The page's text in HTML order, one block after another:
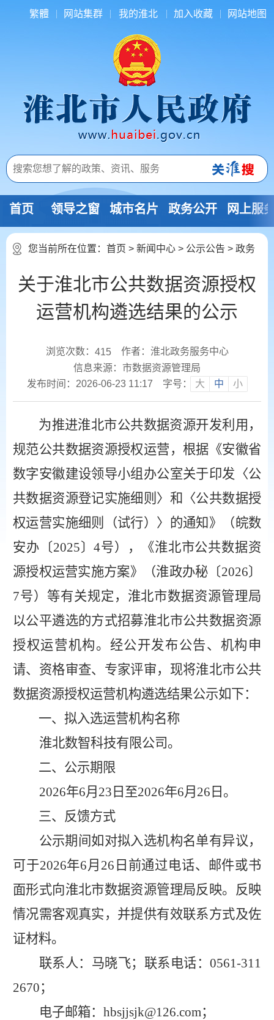
繁體 网站集群 我的淮北 加入收藏 网站地图
首页 领导之窗 城市名片 政务公开 网上服
您当前所在位置： 首页 > 新闻中心 > 公示公告 > 政务
关于淮北市公共数据资源授权
运营机构遴选结果的公示
浏览次数： 415
作者：淮北政务服务中心
信息来源：市数据资源管理局
发布时间：2026-06-23 11:17
字号： 大 中 小
为推进淮北市公共数据资源开发利用，
规范公共数据资源授权运营，根据《安徽省
数字安徽建设领导小组办公室关于印发〈公
共数据资源登记实施细则〉和〈公共数据授
权运营实施细则（试行）〉的通知》（皖数
安办〔2025〕4号） ，
《淮北市公共数据资
源授权运营实施方案》（淮政办秘〔2026〕
7号）等有关规定，淮北市数据资源管理局
以公平遴选的方式招募淮北市公共数据资源
授权运营机构。经公开发布公告、机构申
请、资格审查、专家评审，现将淮北市公共
数据资源授权运营机构遴选结果公示如下：
一、拟入选运营机构名称
淮北数智科技有限公司。
二、公示期限
2026年6月 23 日至2026年6月 26 日。
三、反馈方式
公示期间如对拟入选机构名单有异议，
可于2026年6月 26 日前通过电话、邮件或书
面形式向淮北市数据资源管理局反映。反映
情况需客观真实，并提供有效联系方式及佐
证材料。
联系人：马晓飞； 联系电话：0561-311
2670；
电子邮箱： hbsjjsjk@126.com；